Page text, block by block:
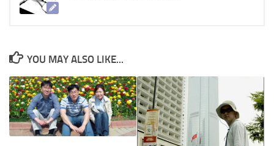
YOU MAY ALSO LIKE...